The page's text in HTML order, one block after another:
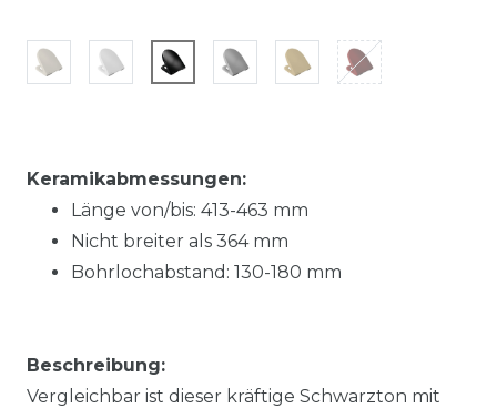
Keramikabmessungen:
Länge von/bis: 413-463 mm
Nicht breiter als 364mm
Bohrlochabstand: 130-180 mm
Beschreibung:
Vergleichbar ist dieser kräftige Schwarzton mit